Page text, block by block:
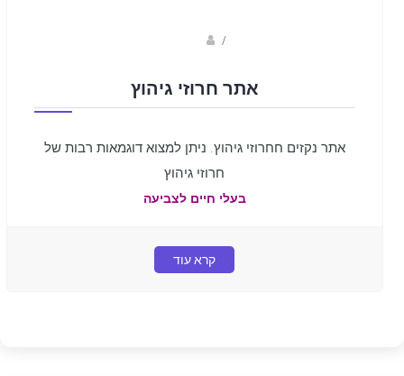
/
אתר חרוזי גיהוץ
אתר נקזים חחרוזי גיהוץ. ניתן למצוא דוגמאות רבות של
חרוזי גיהוץ
בעלי חיים לצביעה
קרא עוד